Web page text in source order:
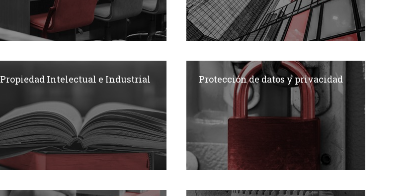
Propiedad Intelectual e Industrial Protección de datos y privacidad